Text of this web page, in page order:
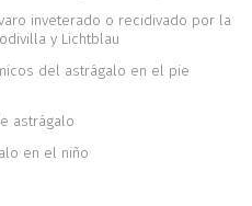
inveterado o recidivado por la
y Lichtblau
del astrágalo en el pie
astrágalo
en el niño